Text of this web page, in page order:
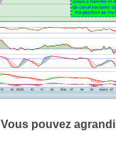
Vous pouvez